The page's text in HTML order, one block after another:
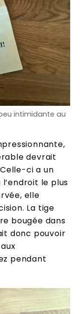
intimidante au
devrait
ci a un
le plus
elle
La tige
bougée dans
donc pouvoir
pendant